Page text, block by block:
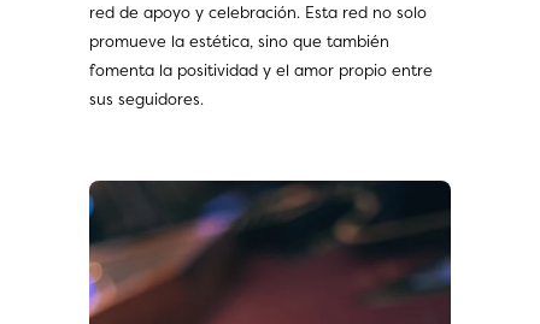
red de apoyo y celebración. Esta red no solo
promueve la estética, sino que también
fomenta la positividad y el amor propio entre
sus seguidores.